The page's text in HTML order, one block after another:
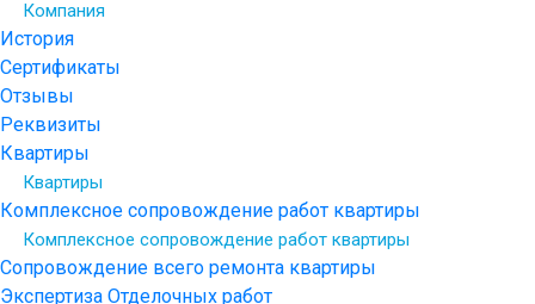
Компания
История
Сертификаты
Отзывы
Реквизиты
Квартиры
Квартиры
Комплексное сопровождение работ квартиры
Комплексное сопровождение работ квартиры
Сопровождение всего ремонта квартиры
Экспертиза Отделочных работ